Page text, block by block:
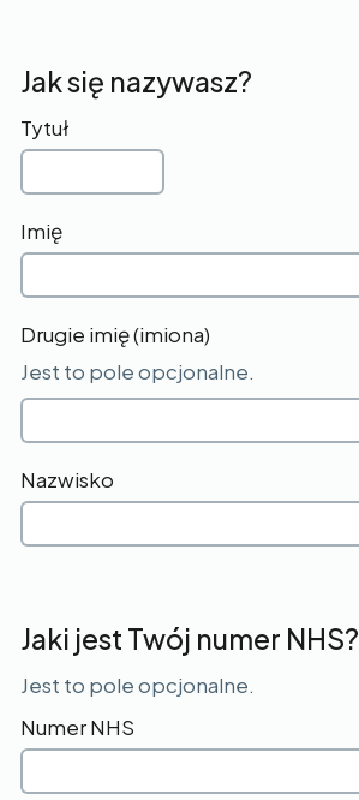
Jak się nazywasz?
Tytuł
Imię
Drugie imię (imiona)
Jest to pole opcjonalne.
Nazwisko
Jaki jest Twój numer NHS?
Jest to pole opcjonalne.
Numer NHS